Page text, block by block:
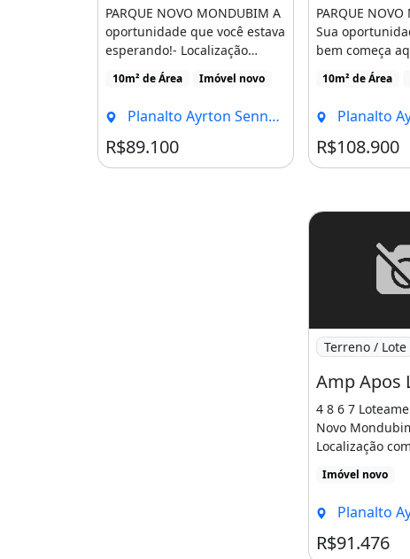
PARQUE NOVO MONDUBIM A
oportunidade que você estava
esperando!- Localização
Estratégica com Diversos [...]
10m² de Área Imóvel novo
Planalto Ayrton Senna, Fortaleza - CE
R$89.100
PARQUE
Sua
bem começa
Localização
diversos [...]
10m² de Área
Planalto Ayrton
R$108.900
Imagem:
Terreno / Lote
4 8 6 7
Novo
Localização
Imóvel novo
Planalto Ayrton
R$91.476